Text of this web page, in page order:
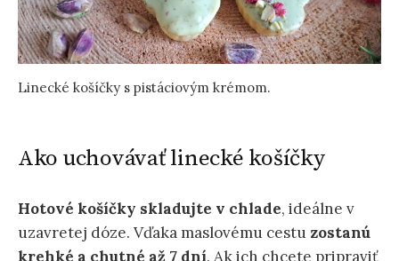
Linecké košíčky s pistáciovým krémom.
Ako uchovávať linecké košíčky
Hotové košíčky skladujte v chlade, ideálne v
uzavretej dóze. Vďaka maslovému cestu zostanú
krehké a chutné až 7 dní. Ak ich chcete pripraviť